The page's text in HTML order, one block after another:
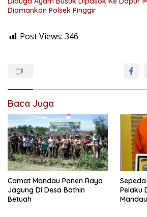
Diamankan Polsek Pinggir
Post Views: 346
Baca Juga
Camat Mandau Panen Raya
Jagung Di Desa Bathin
Betuah
Pelaku
Mandau